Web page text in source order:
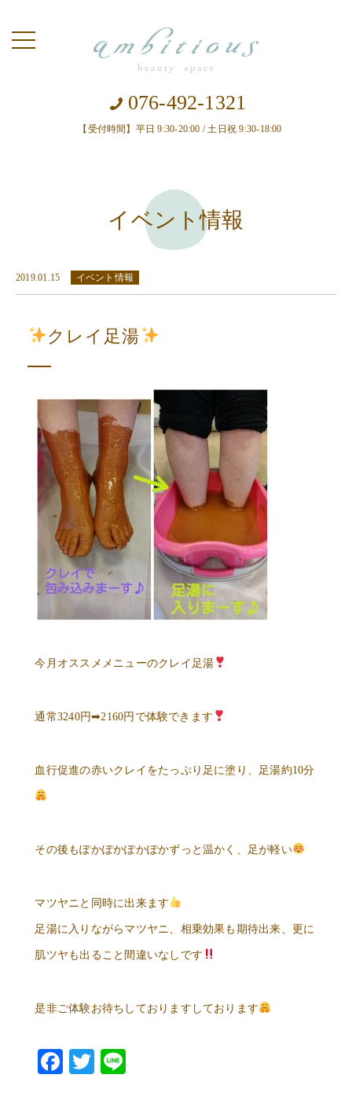
076-492-1321
【受付時間】平日 9:30-20:00 / 土日祝 9:30-18:00
toggle
navigation
イベント情報
2019.01.15 イベント情報
クレイ足湯
今月オススメメニューのクレイ足湯
通常3240円➡︎2160円で体験できます
血行促進の赤いクレイをたっぷり足に塗り、足湯約10分
その後もぽかぽかぽかぽかずっと温かく、足が軽い
マツヤニと同時に出来ます
足湯に入りながらマツヤニ、相乗効果も期待出来、更に
肌ツヤも出ること間違いなしです
是非ご体験お待ちしておりますしております
Facebook
Twitter